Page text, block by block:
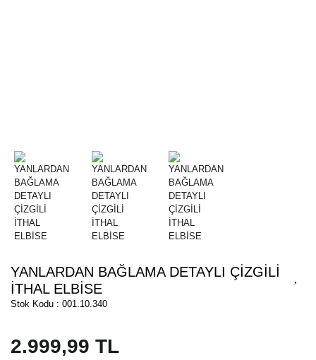
YANLARDAN BAĞLAMA DETAYLI ÇİZGİLİ
İTHAL ELBİSE
Stok Kodu : 001.10.340
2.999,99 TL